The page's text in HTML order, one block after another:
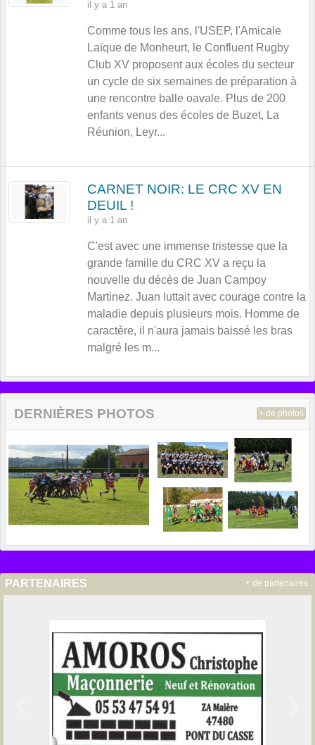
il y a 1 an
Comme tous les ans, l'USEP, l'Amicale
Laïque de Monheurt, le Confluent Rugby
Club XV proposent aux écoles du secteur
un cycle de six semaines de préparation à
une rencontre balle oavale. Plus de 200
enfants venus des écoles de Buzet, La
Réunion, Leyr...
CARNET NOIR: LE CRC XV EN
DEUIL !
il y a 1 an
C'est avec une immense tristesse que la
grande famille du CRC XV a reçu la
nouvelle du décès de Juan Campoy
Martinez. Juan luttait avec courage contre la
maladie depuis plusieurs mois. Homme de
caractère, il n'aura jamais baissé les bras
malgré les m...
DERNIÈRES PHOTOS + de photos
PARTENAIRES
Précedent
+ de partenaires